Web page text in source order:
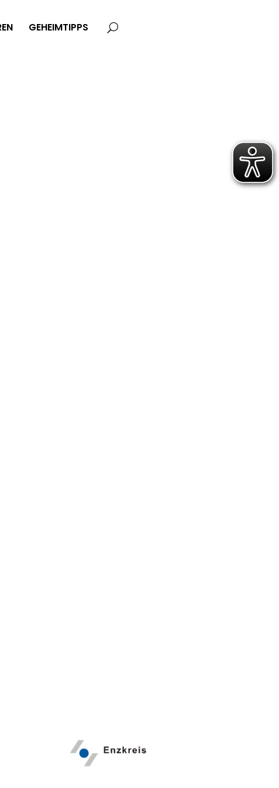
GEHEIMTIPPS U